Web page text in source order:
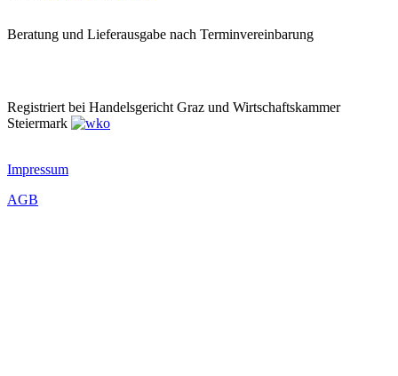
Beratung und Lieferausgabe nach Terminvereinbarung
Registriert bei Handelsgericht Graz und Wirtschaftskammer
Steiermark
Impressum
AGB